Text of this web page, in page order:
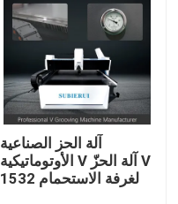
آلة الحز الصناعية
الأوتوماتيكية V آلة الحزّ V
لغرفة الاستحمام 1532